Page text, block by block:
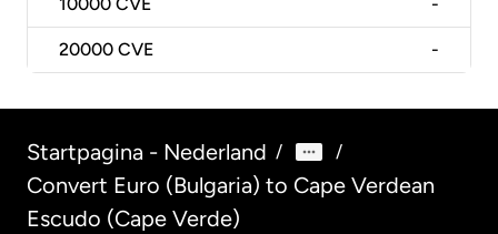
10000 CVE -
20000 CVE -
Startpagina - Nederland / /
Convert Euro (Bulgaria) to Cape Verdean
Escudo (Cape Verde)